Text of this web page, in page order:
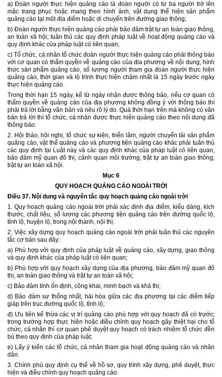
a) Đoàn người thực hiện quảng cáo là đoàn người có từ ba người trở lên
mặc trang phục hoặc mang theo hình ảnh, vật dụng thể hiện sản phẩm
quảng cáo tại một địa điểm hoặc di chuyển trên đường giao thông;
b) Đoàn người thực hiện quảng cáo phải bảo đảm trật tự an toàn giao thông,
an toàn xã hội; tuân thủ các quy định pháp luật về hoạt động quảng cáo và
quy định khác của pháp luật có liên quan;
c) Tổ chức, cá nhân tổ chức đoàn người thực hiện quảng cáo phải thông báo
với cơ quan có thẩm quyền về quảng cáo của địa phương về nội dung, hình
thức sản phẩm quảng cáo, số lượng người tham gia đoàn người thực hiện
quảng cáo, thời gian và lộ trình thực hiện chậm nhất là 15 ngày trước ngày
thực hiện quảng cáo.
Trong thời hạn 15 ngày, kể từ ngày nhận được thông báo, nếu cơ quan có
thẩm quyền về quảng cáo của địa phương không đồng ý với thông báo thì
phải trả lời bằng văn bản và nêu rõ lý do. Quá thời hạn trên mà không có văn
bản trả lời thì tổ chức, cá nhân được thực hiện quảng cáo theo nội dung đã
thông báo.
2. Hội thảo, hội nghị, tổ chức sự kiện, triển lãm, người chuyển tải sản phẩm
quảng cáo, vật thể quảng cáo và phương tiện quảng cáo khác phải tuân thủ
các quy định tại Luật này và các quy định khác của pháp luật có liên quan,
bảo đảm mỹ quan đô thị, cảnh quan môi trường, trật tự an toàn giao thông,
trật tự an toàn xã hội.
Mục 6
QUY HOẠCH QUẢNG CÁO NGOÀI TRỜI
Điều 37. Nội dung và nguyên tắc quy hoạch quảng cáo ngoài trời
1. Quy hoạch quảng cáo ngoài trời phải xác định địa điểm, kiểu dáng, kích
thước, chất liệu, số lượng các phương tiện quảng cáo trên đường quốc lộ,
tỉnh lộ, huyện lộ; trong nội thành, nội thị.
2. Việc xây dựng quy hoạch quảng cáo ngoài trời phải tuân thủ các nguyên
tắc cơ bản sau đây:
a) Phù hợp với quy định của pháp luật về quảng cáo, xây dựng, giao thông
và quy định khác của pháp luật có liên quan;
b) Phù hợp với quy hoạch xây dựng của địa phương, bảo đảm mỹ quan đô
thị, an toàn giao thông và trật tự an toàn xã hội;
c) Bảo đảm tính ổn định, công khai, minh bạch và khả thi;
d) Bảo đảm sự thống nhất, hài hòa giữa các địa phương tại các điểm tiếp
giáp trên trục đường quốc lộ, tỉnh lộ;
đ) Ưu tiên kế thừa các vị trí quảng cáo phù hợp với quy hoạch đã có trước;
trong trường hợp thực hiện hoặc điều chỉnh quy hoạch gây thiệt hại cho tổ
chức, cá nhân thì cơ quan phê duyệt quy hoạch có trách nhiệm tổ chức đền
bù theo quy định của pháp luật;
e) Lấy ý kiến các tổ chức, cá nhân tham gia hoạt động quảng cáo và nhân
dân.
3. Chính phủ quy định cụ thể về hồ sơ, quy trình xây dựng, phê duyệt, thực
hiện và điều chỉnh quy hoạch quảng cáo.